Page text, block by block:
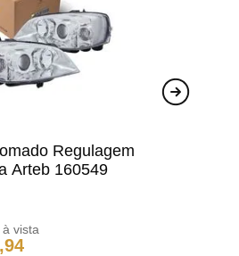
Regulagem
Arteb 160549
à vista
,94